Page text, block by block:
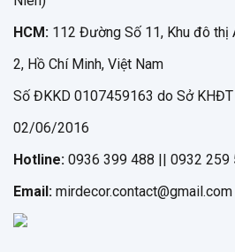
HCM: 112 Đường Số 11, Khu đô thị
2, Hồ Chí Minh, Việt Nam
Số ĐKKD 0107459163 do Sở KHĐT
02/06/2016
Hotline: 0936 399 488 || 0932 259
Email: mirdecor.contact@gmail.com